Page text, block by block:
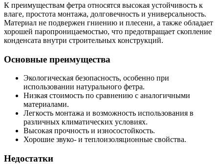
К преимуществам фетра относятся высокая устойчивость к
влаге, простота монтажа, долговечность и универсальность.
Материал не подвержен гниению и плесени, а также обладает
хорошей паропроницаемостью, что предотвращает скопление
конденсата внутри строительных конструкций.
Основные преимущества
Экологическая безопасность, особенно при
использовании натурального фетра.
Низкая стоимость по сравнению с аналогичными
материалами.
Легкость монтажа и возможность использования в
различных климатических условиях.
Высокая прочность и износостойкость.
Хорошие звуко- и теплоизоляционные свойства.
Недостатки